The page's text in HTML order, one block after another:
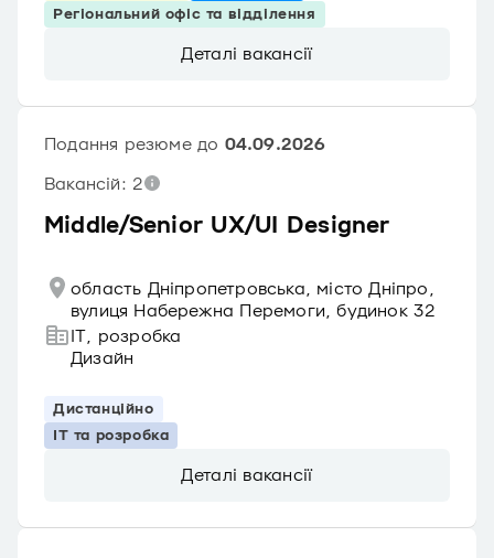
Регіональний офіс та відділення
Деталі вакансії
Middle/Senior UX/UI Designer
Подання резюме до 04.09.2026
Вакансій: 2
область Дніпропетровська, місто Дніпро,
вулиця Набережна Перемоги, будинок 32
IT, розробка
Дизайн
Дистанційно
IT та розробка
Деталі вакансії